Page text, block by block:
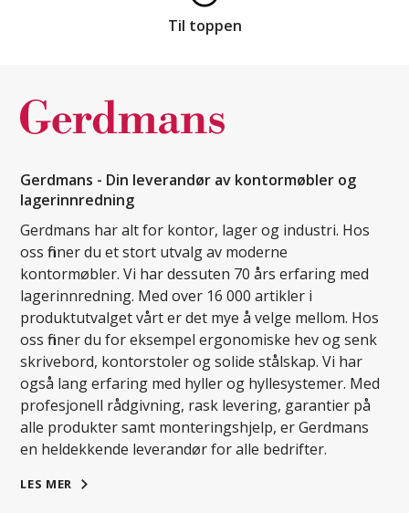
Til toppen
Gerdmans - Din leverandør av kontormøbler og
lagerinnredning
Gerdmans har alt for kontor, lager og industri. Hos
oss finner du et stort utvalg av moderne
kontormøbler. Vi har dessuten 70 års erfaring med
lagerinnredning. Med over 16 000 artikler i
produktutvalget vårt er det mye å velge mellom. Hos
oss finner du for eksempel ergonomiske hev og senk
skrivebord, kontorstoler og solide stålskap. Vi har
også lang erfaring med hyller og hyllesystemer. Med
profesjonell rådgivning, rask levering, garantier på
alle produkter samt monteringshjelp, er Gerdmans
en heldekkende leverandør for alle bedrifter.
LES MER